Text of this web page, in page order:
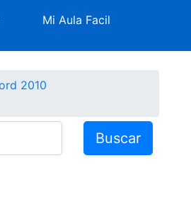
Mi Aula Facil
2010
Buscar